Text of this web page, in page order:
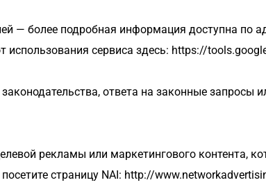
— более подробная информация доступна по
сервиса здесь: https://
ответа на законные запросы
рекламы или маркетингового контента,
страницу NAI: http://